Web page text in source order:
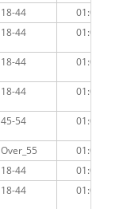
18-44
01:02:20
18-44 01:02:56
18-44 01:02:14
18-44 01:03:18
45-54 01:02:22
Over_55
01:03:44
18-44
01:04:09
18-44 01:04:01